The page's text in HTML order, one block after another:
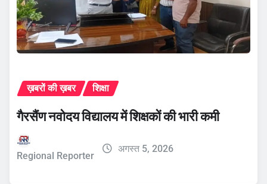
ख़बरों की ख़बर शिक्षा
गैरसैंण नवोदय विद्यालय में शिक्षकों की भारी कमी
Regional Reporter
अगस्त 5, 2026